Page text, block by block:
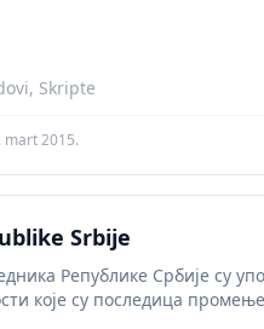
Skripte
mart 2015.
Srbije
Републике Србије су
које су последица